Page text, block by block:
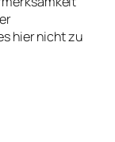
hier nicht zu